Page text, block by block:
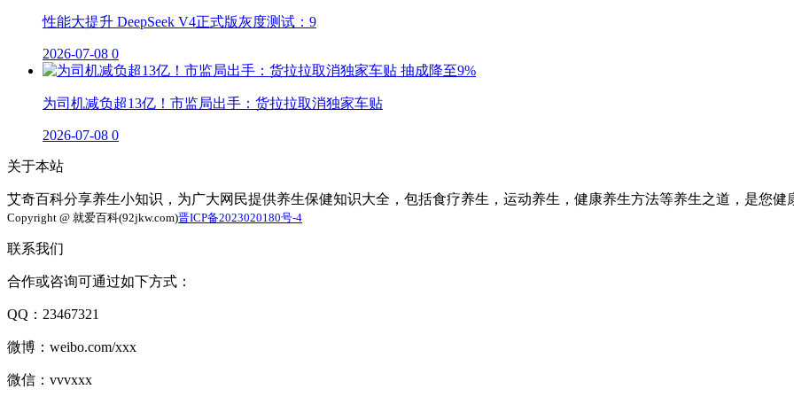
性能大提升 DeepSeek V4正式版灰度测试：9
2026-07-08 0
为司机减负超13亿！市监局出手：货拉拉取消独家车贴
2026-07-08 0
关于本站
艾奇百科分享养生小知识，为广大网民提供养生保健知识大全，包括食疗养生，运动养生，健康养生方法等养生之道，是您健
Copyright @ 就爱百科(92jkw.com)晋ICP备2023020180号-4
联系我们
合作或咨询可通过如下方式：
QQ：23467321
微博：weibo.com/xxx
微信：vvvxxx